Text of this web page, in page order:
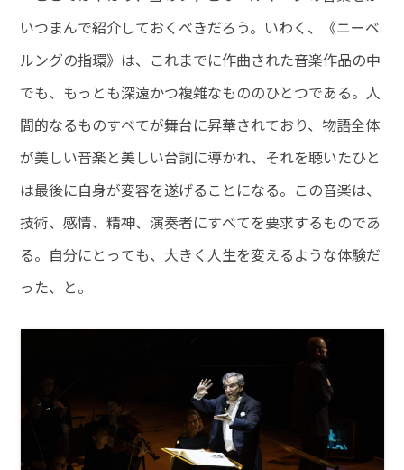
いつまんで紹介しておくべきだろう。いわく、《ニーベ
ルングの指環》は、これまでに作曲された音楽作品の中
でも、もっとも深遠かつ複雑なもののひとつである。人
間的なるものすべてが舞台に昇華されており、物語全体
が美しい音楽と美しい台詞に導かれ、それを聴いたひと
は最後に自身が変容を遂げることになる。この音楽は、
技術、感情、精神、演奏者にすべてを要求するものであ
る。自分にとっても、大きく人生を変えるような体験だ
った、と。